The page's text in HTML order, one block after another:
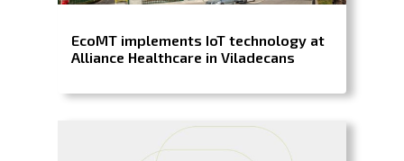
EcoMT implements IoT technology at
Alliance Healthcare in Viladecans